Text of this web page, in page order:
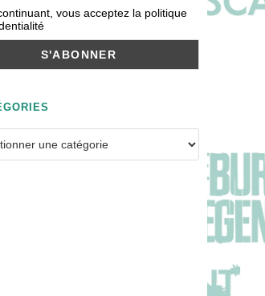
vous acceptez la politique